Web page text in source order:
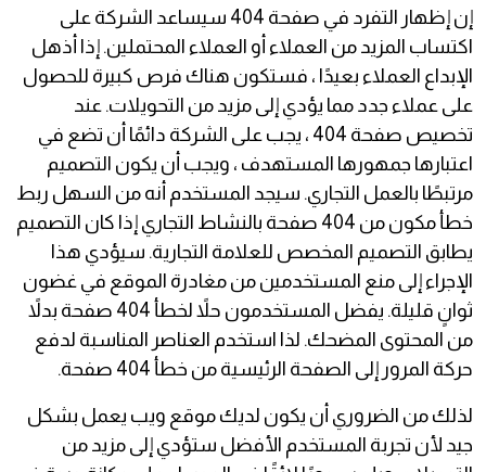
إن إظهار التفرد في صفحة 404 سيساعد الشركة على
اكتساب المزيد من العملاء أو العملاء المحتملين. إذا أذهل
الإبداع العملاء بعيدًا ، فستكون هناك فرص كبيرة للحصول
على عملاء جدد مما يؤدي إلى مزيد من التحويلات. عند
تخصيص صفحة 404 ، يجب على الشركة دائمًا أن تضع في
اعتبارها جمهورها المستهدف ، ويجب أن يكون التصميم
مرتبطًا بالعمل التجاري. سيجد المستخدم أنه من السهل ربط
خطأ مكون من 404 صفحة بالنشاط التجاري إذا كان التصميم
يطابق التصميم المخصص للعلامة التجارية. سيؤدي هذا
الإجراء إلى منع المستخدمين من مغادرة الموقع في غضون
ثوانٍ قليلة. يفضل المستخدمون حلاً لخطأ 404 صفحة بدلاً
من المحتوى المضحك. لذا استخدم العناصر المناسبة لدفع
حركة المرور إلى الصفحة الرئيسية من خطأ 404 صفحة.
لذلك من الضروري أن يكون لديك موقع ويب يعمل بشكل
جيد لأن تجربة المستخدم الأفضل ستؤدي إلى مزيد من